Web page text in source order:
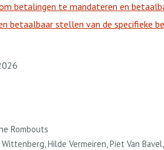
betalingen te mandateren en
betaalbaar stellen van de specifieke
Rombouts
Hilde Vermeiren, Piet Van